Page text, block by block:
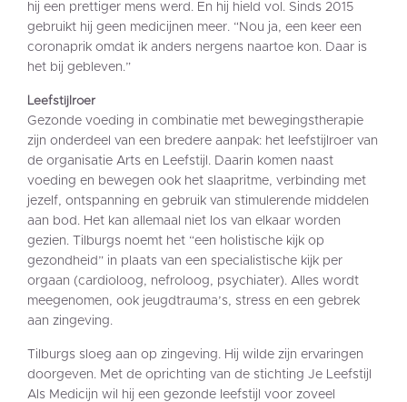
hij een prettiger mens werd. En hij hield vol. Sinds 2015
gebruikt hij geen medicijnen meer. “Nou ja, een keer een
coronaprik omdat ik anders nergens naartoe kon. Daar is
het bij gebleven.”
Leefstijlroer
Gezonde voeding in combinatie met bewegingstherapie
zijn onderdeel van een bredere aanpak: het leefstijlroer van
de organisatie Arts en Leefstijl. Daarin komen naast
voeding en bewegen ook het slaapritme, verbinding met
jezelf, ontspanning en gebruik van stimulerende middelen
aan bod. Het kan allemaal niet los van elkaar worden
gezien. Tilburgs noemt het “een holistische kijk op
gezondheid” in plaats van een specialistische kijk per
orgaan (cardioloog, nefroloog, psychiater). Alles wordt
meegenomen, ook jeugdtrauma’s, stress en een gebrek
aan zingeving.
Tilburgs sloeg aan op zingeving. Hij wilde zijn ervaringen
doorgeven. Met de oprichting van de stichting Je Leefstijl
Als Medicijn wil hij een gezonde leefstijl voor zoveel